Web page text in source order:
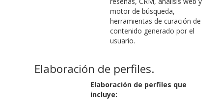
motor de búsqueda,
herramientas de curación de
contenido generado por el
usuario.
Elaboración de perfiles.
Elaboración de perfiles que
incluye: